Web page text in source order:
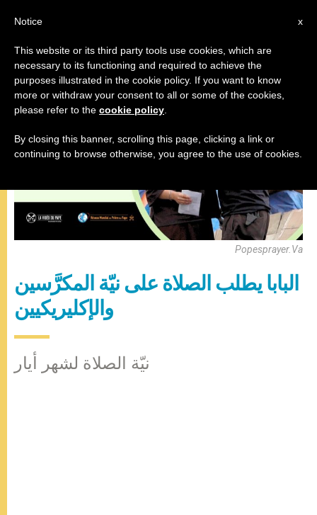
البابا فرنسيس
Popesprayer.Va
البابا يطلب الصلاة على نيّة المكرَّسين
والإكليريكيين
نيّة الصلاة لشهر أيار
x
Notice
This website or its third party tools use cookies, which are
necessary to its functioning and required to achieve the
purposes illustrated in the cookie policy. If you want to know
more or withdraw your consent to all or some of the cookies,
please refer to the cookie policy
By closing this banner, scrolling this page, clicking a link or
continuing to browse otherwise, you agree to the use of cookies.